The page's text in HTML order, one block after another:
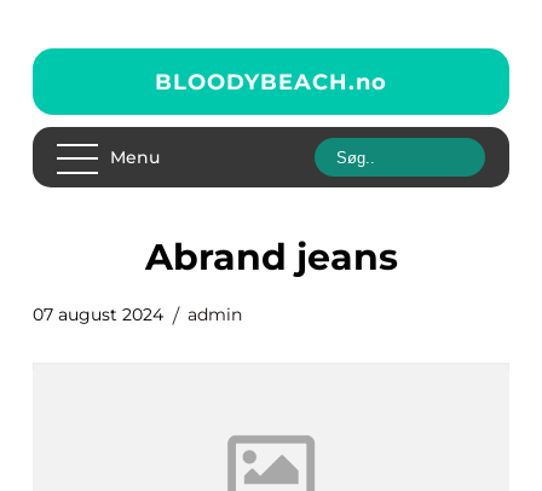
BLOODYBEACH.no
Menu
abrand jeans
07 august 2024 admin